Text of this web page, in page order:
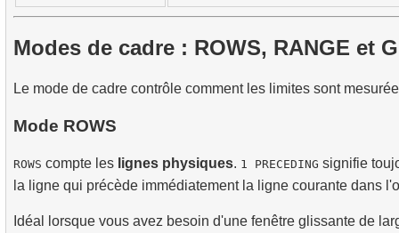
Modes de cadre : ROWS, RANGE et
Le mode de cadre contrôle comment les limites sont
Mode ROWS
ROWS compte les lignes physiques. 1 PRECEDING signifie
la ligne qui précède immédiatement la ligne courante dans
Idéal lorsque vous avez besoin d'une fenêtre glissante de